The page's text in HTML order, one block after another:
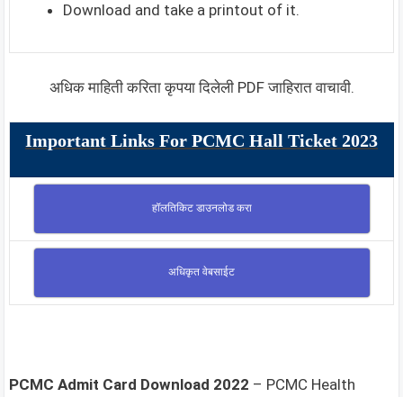
Download and take a printout of it.
अधिक माहिती करिता कृपया दिलेली PDF जाहिरात वाचावी.
Important Links For PCMC Hall Ticket 2023
हॉलतिकिट डाउनलोड करा
अधिकृत वेबसाईट
PCMC Admit Card Download 2022 – PCMC Health